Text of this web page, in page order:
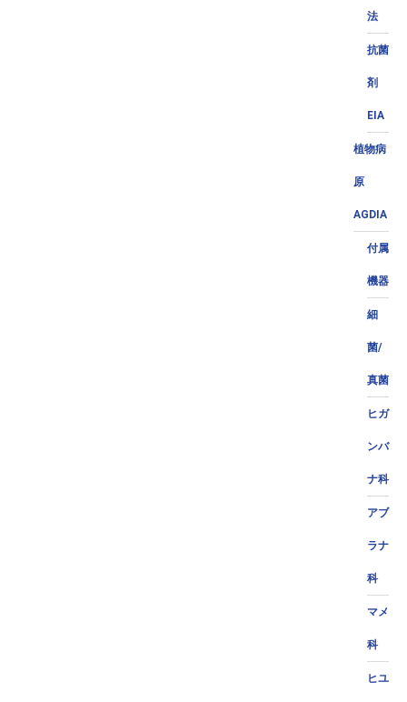
法
抗菌
剤
EIA
植物病
原
AGDIA
付属
機器
細
菌/
真菌
ヒガ
ンバ
ナ科
アブ
ラナ
科
マメ
科
ヒユ